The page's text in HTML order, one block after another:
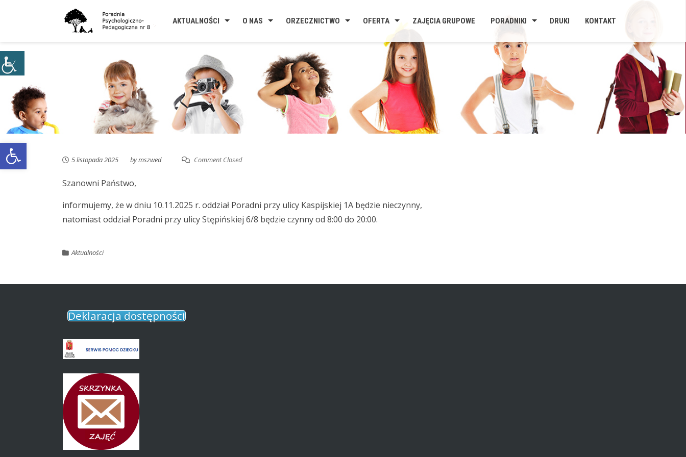
Open toolbar
AKTUALNOŚCI O NAS ORZECZNICTWO OFERTA ZAJĘCIA GRUPOWE PORADNIKI DRUKI KONTAKT
5 listopada 2025 bymszwed Comment Closed
Szanowni Państwo,
informujemy, że w dniu 10.11.2025 r. oddział Poradni przy ulicy Kaspijskiej 1A będzie nieczynny,
natomiast oddział Poradni przy ulicy Stępińskiej 6/8 będzie czynny od 8:00 do 20:00.
Aktualności
Deklaracja dostępności